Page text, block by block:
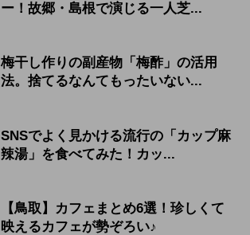
ー！故郷・島根で演じる一人芝...
梅干し作りの副産物「梅酢」の活用
法。捨てるなんてもったいない...
SNSでよく見かける流行の「カップ麻
辣湯」を食べてみた！カッ...
【鳥取】カフェまとめ6選！珍しくて
映えるカフェが勢ぞろい♪